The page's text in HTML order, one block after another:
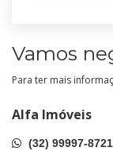
Vamos
Para ter mais
Alfa Imóveis
(32) 99997-8721